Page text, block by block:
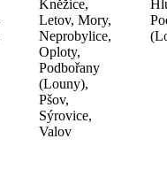
Kněžice,
Letov, Mory,
Neprobylice,
Oploty,
Podbořany
(Louny),
Pšov,
Sýrovice,
Valov